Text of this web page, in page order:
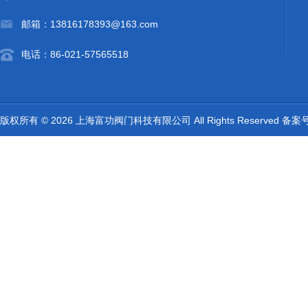
邮箱：13816178393@163.com
电话：86-021-57565518
版权所有 © 2026 上海富功阀门科技有限公司 All Rights Reserved 备案